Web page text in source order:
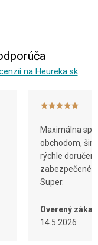
na Heureka.sk
Maximálna
obchodom,
rýchle
zabezpečené
Super.
Overený
14.5.2026